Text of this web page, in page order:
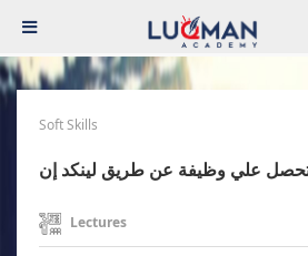
Soft Skills
علي وظيفة عن طريق لينكد إن
Lectures